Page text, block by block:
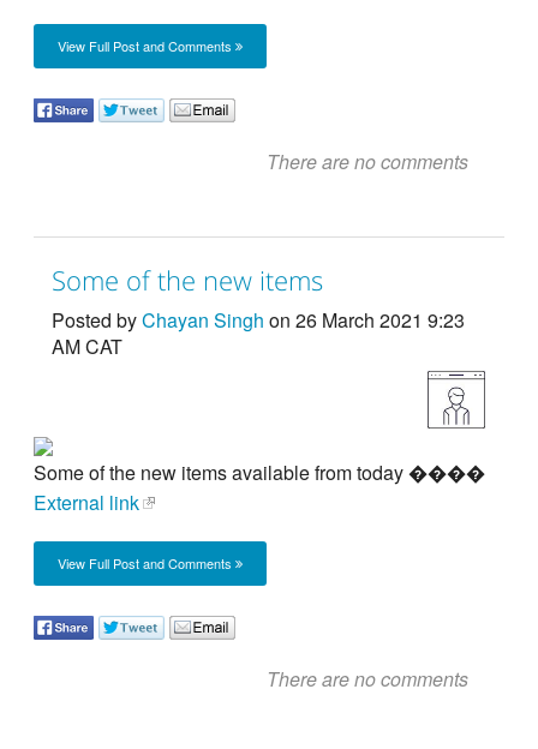
View Full Post and Comments
There are no comments
Some of the new items
Posted byChayan Singh on 26 March 2021 9:23
AM CAT
Some of the new items available from today ����
External link
View Full Post and Comments
There are no comments